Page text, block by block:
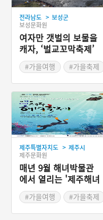
전라남도 > 보성군
보성문화원
여자만 갯벌의 보물을
캐자, ‘벌교꼬막축제’
#가을여행
#가을축제
#보성 가볼만한곳
#전라남도 축제
제주특별자치도 > 제주시
제주문화원
매년 9월 해녀박물관
에서 열리는 '제주해녀
축제'
#가을여행
#가을축제